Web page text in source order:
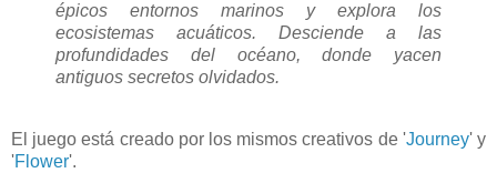
épicos entornos marinos y explora los
ecosistemas acuáticos. Desciende a las
profundidades del océano, donde yacen
antiguos secretos olvidados.
El juego está creado por los mismos creativos de 'Journey' y
'Flower'.